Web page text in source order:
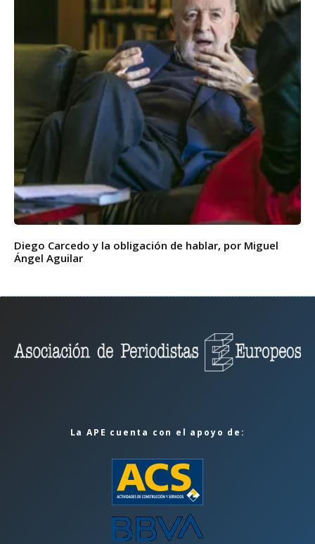
Diego Carcedo y la obligación de hablar, por Miguel
Ángel Aguilar
La APE cuenta con el apoyo de: